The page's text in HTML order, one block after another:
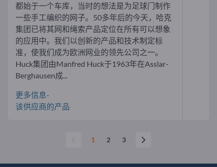
都始于一个车库，当时的想法是为足球门制作
一些手工编织的网子。50多年后的今天，哈克
集团已将其网和绳索产品定位在所有可以想象
的应用中。我们以创新的产品和技术制定标
准，使我们成为欧洲网业的领先公司之一。
Huck集团由Manfred Huck于1963年在Asslar-
Berghausen成...
更多信息-
该供应商的产品
1 2 3